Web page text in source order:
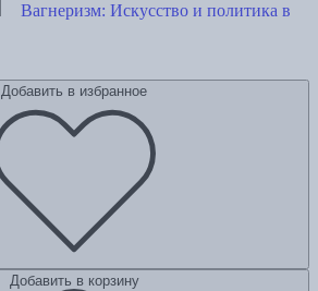
Вагнеризм: Искусство и политика в
Добавить в избранное
Добавить в корзину